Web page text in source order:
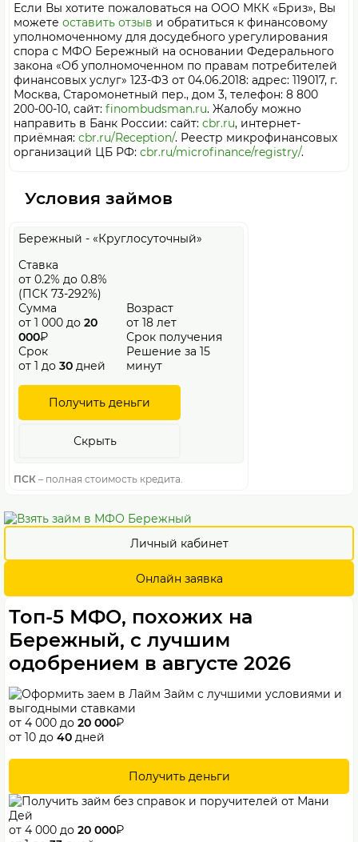
Если Вы хотите пожаловаться на ООО МКК «Бриз», Вы
можете оставить отзыв и обратиться к финансовому
уполномоченному для досудебного урегулирования
спора с МФО Бережный на основании Федерального
закона «Об уполномоченном по правам потребителей
финансовых услуг» 123-ФЗ от 04.06.2018: адрес: 119017, г.
Москва, Старомонетный пер., дом 3, телефон: 8 800
200-00-10, сайт: finombudsman.ru. Жалобу можно
направить в Банк России: сайт: cbr.ru, интернет-
приёмная: cbr.ru/Reception/. Реестр микрофинансовых
организаций ЦБ РФ: cbr.ru/microfinance/registry/.
Условия займов
Бережный - «Круглосуточный»
Ставка
от 0.2% до 0.8%
(ПСК 73-292%)
Сумма
от 1 000 до 20
000₽
Срок
от 1 до 30 дней
Возраст
от 18 лет
Срок получения
Решение за 15
минут
Получить деньги
Скрыть
ПСК – полная стоимость кредита.
Личный кабинет
Онлайн заявка
Топ-5 МФО, похожих на
Бережный, с лучшим
одобрением в августе 2026
от 4 000 до 20 000₽
от 10 до 40 дней
Получить деньги
от 4 000 до 20 000₽